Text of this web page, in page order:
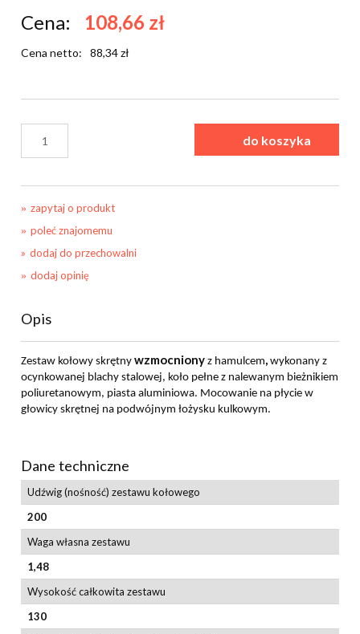
Cena: 108,66 zł
Cena netto: 88,34 zł
do koszyka
zapytaj o produkt
poleć znajomemu
dodaj do przechowalni
dodaj opinię
Opis
Zestaw kołowy skrętny wzmocniony z hamulcem, wykonany z
ocynkowanej blachy stalowej, koło pełne z nalewanym bieżnikiem
poliuretanowym, piasta aluminiowa. Mocowanie na płycie w
głowicy skrętnej na podwójnym łożysku kulkowym.
Dane techniczne
Udźwig (nośność) zestawu kołowego
200
Waga własna zestawu
1,48
Wysokość całkowita zestawu
130